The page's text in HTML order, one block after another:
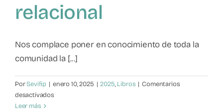
Contacto
relacional
Nos complace poner en conocimiento de toda la
comunidad la [...]
PorSevifip | enero 10, 2025 | 2025,Libros | Comentarios
desactivadosen
Leer más